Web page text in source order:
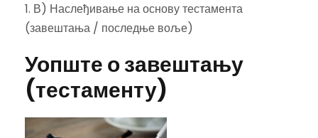
1. В) Наслеђивање на основу тестамента
(завештања / последње воље)
Уопште о завештању
(тестаменту)